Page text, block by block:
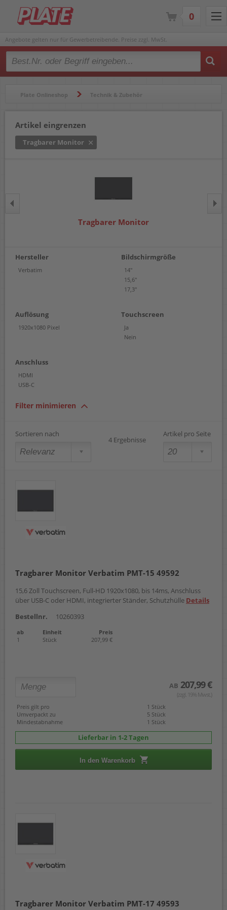
Angebote gelten nur für Gewerbetreibende. Preise zzgl. MwSt.
Type 2 or more characters for results.
Plate Onlineshop Technik & Zubehör
Artikel eingrenzen
Tragbarer Monitor
Tragbarer Monitor
Hersteller
Verbatim
Bildschirmgröße
14"
15,6"
17,3"
Auflösung
1920x1080 Pixel
Touchscreen
Ja
Nein
Anschluss
HDMI
USB-C
Filter minimieren
Sortieren nach
4 Ergebnisse
Artikel pro Seite
Tragbarer Monitor Verbatim PMT-15 49592
15,6 Zoll Touchscreen, Full-HD 1920x1080, bis 14ms, Anschluss
über USB-C oder HDMI, integrierter Ständer, Schutzhülle Details
Bestellnr.
10260393
ab Einheit
Preis
1
Stück 207,99 €
AB 207,99 €
(zzgl. 19% Mwst.)
Preis gilt pro
1 Stück
Umverpackt zu
5 Stück
Mindestabnahme
1 Stück
Lieferbar in 1-2 Tagen
In den Warenkorb
Tragbarer Monitor Verbatim PMT-17 49593
0